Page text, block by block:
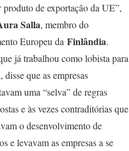
produto de exportação da UE”,
Salla, membro do
Europeu da Finlândia.
já trabalhou como lobista para
disse que as empresas
uma “selva” de regras
e às vezes contraditórias que
o desenvolvimento de
e levavam as empresas a se